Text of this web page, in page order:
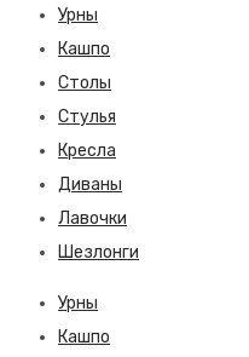
Урны
Кашпо
Столы
Стулья
Кресла
Диваны
Лавочки
Шезлонги
Урны
Кашпо